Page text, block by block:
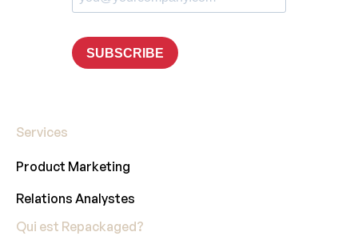
Services
Product Marketing
Relations Analystes
Qui est Repackaged?